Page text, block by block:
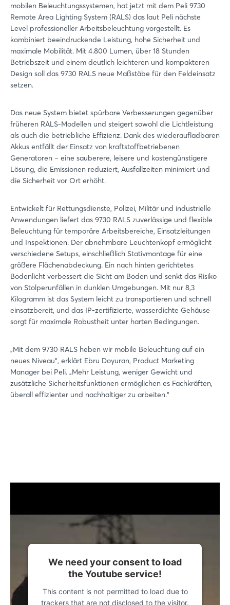
mobilen Beleuchtungssystemen, hat jetzt mit dem Peli 9730
Remote Area Lighting System (RALS) das laut Peli nächste
Level professioneller Arbeitsbeleuchtung vorgestellt. Es
kombiniert beeindruckende Leistung, hohe Sicherheit und
maximale Mobilität. Mit 4.800 Lumen, über 18 Stunden
Betriebszeit und einem deutlich leichteren und kompakteren
Design soll das 9730 RALS neue Maßstäbe für den Feldeinsatz
setzen.
Das neue System bietet spürbare Verbesserungen gegenüber
früheren RALS-Modellen und steigert sowohl die Lichtleistung
als auch die betriebliche Effizienz. Dank des wiederaufladbaren
Akkus entfällt der Einsatz von kraftstoffbetriebenen
Generatoren – eine sauberere, leisere und kostengünstigere
Lösung, die Emissionen reduziert, Ausfallzeiten minimiert und
die Sicherheit vor Ort erhöht.
Entwickelt für Rettungsdienste, Polizei, Militär und industrielle
Anwendungen liefert das 9730 RALS zuverlässige und flexible
Beleuchtung für temporäre Arbeitsbereiche, Einsatzleitungen
und Inspektionen. Der abnehmbare Leuchtenkopf ermöglicht
verschiedene Setups, einschließlich Stativmontage für eine
größere Flächenabdeckung. Ein nach hinten gerichtetes
Bodenlicht verbessert die Sicht am Boden und senkt das Risiko
von Stolperunfällen in dunklen Umgebungen. Mit nur 8,3
Kilogramm ist das System leicht zu transportieren und schnell
einsatzbereit, und das IP-zertifizierte, wasserdichte Gehäuse
sorgt für maximale Robustheit unter harten Bedingungen.
„Mit dem 9730 RALS heben wir mobile Beleuchtung auf ein
neues Niveau“, erklärt Ebru Doyuran, Product Marketing
Manager bei Peli. „Mehr Leistung, weniger Gewicht und
zusätzliche Sicherheitsfunktionen ermöglichen es Fachkräften,
überall effizienter und nachhaltiger zu arbeiten.“
We need your consent to load
the Youtube service!
This content is not permitted to load due to
trackers that are not disclosed to the visitor.